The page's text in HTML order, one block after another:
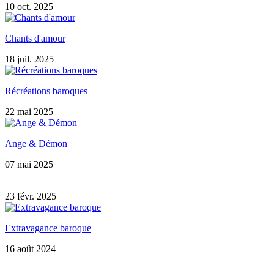
10 oct. 2025
Chants d'amour
18 juil. 2025
Récréations baroques
22 mai 2025
Ange & Démon
07 mai 2025
23 févr. 2025
Extravagance baroque
16 août 2024